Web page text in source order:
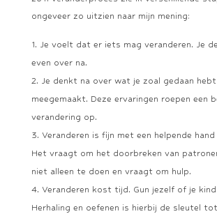
ongeveer zo uitzien naar mijn mening:
Je voelt dat er iets mag veranderen. Je
even over na.
Je denkt na over wat je zoal gedaan
meegemaakt. Deze ervaringen roepen een
verandering op.
Veranderen is fijn met een helpende hand
Het vraagt om het doorbreken van
niet alleen te doen en vraagt om hulp.
Veranderen kost tijd. Gun jezelf of je
Herhaling en oefenen is hierbij de sleutel